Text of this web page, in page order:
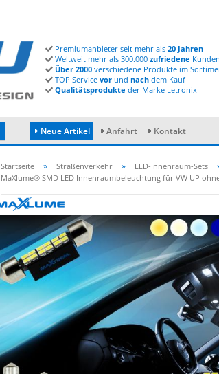
Premiumanbieter seit mehr als 20 Jahren
Weltweit mehr als 300.000 zufriedene Kunden
Über 2000 verschiedene Produkte im
TOP Service vor und nach dem Kauf
Qualitätsprodukte der Marke Letronix
Neue Artikel Anfahrt Kontakt
Startseite » Straßenverkehr » LED-Innenraum-Sets
MaXlume® SMD LED Innenraumbeleuchtung für VW UP